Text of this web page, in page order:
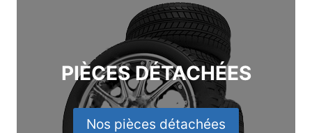
PIÈCES DÉTACHÉES
Nos pièces détachées